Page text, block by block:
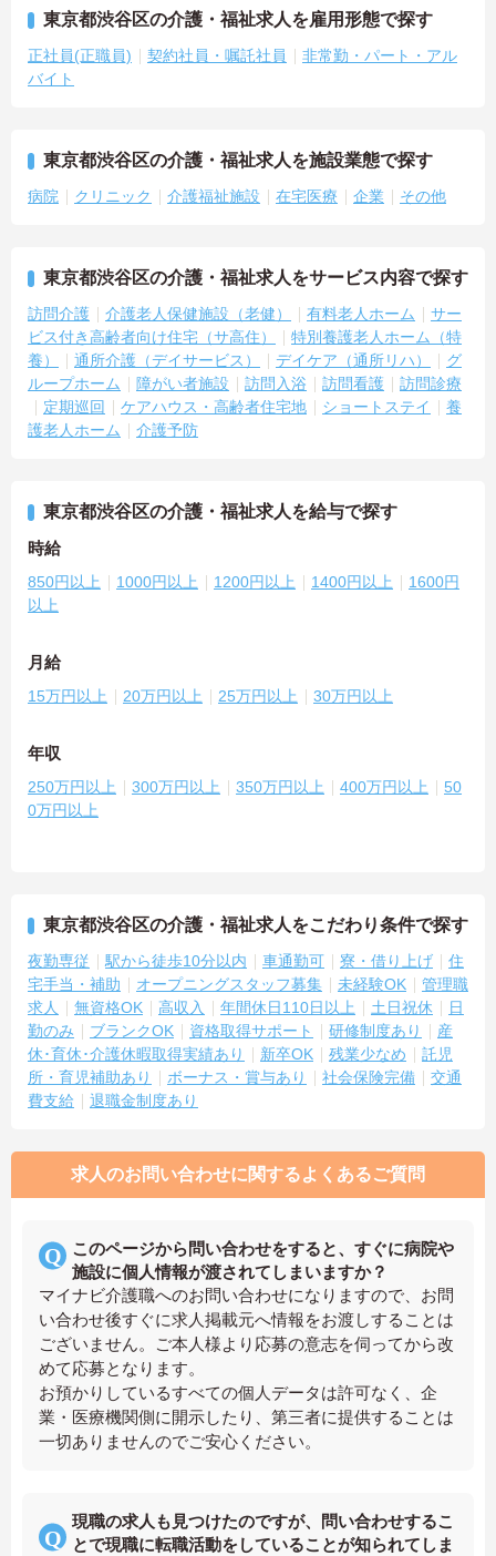
東京都渋谷区の介護・福祉求人を雇用形態で探す
正社員(正職員) 契約社員・嘱託社員
非常勤・パート・アル
バイト
東京都渋谷区の介護・福祉求人を施設業態で探す
病院 クリニック 介護福祉施設 在宅医療 企業 その他
東京都渋谷区の介護・福祉求人をサービス内容で探す
訪問介護 介護老人保健施設（老健） 有料老人ホーム
サー
ビス付き高齢者向け住宅（サ高住）
特別養護老人ホーム（特
養）
通所介護（デイサービス） デイケア（通所リハ）
グ
ループホーム
障がい者施設 訪問入浴 訪問看護
訪問診療
定期巡回
ケアハウス・高齢者住宅地 ショートステイ
養
護老人ホーム
介護予防
東京都渋谷区の介護・福祉求人を給与で探す
時給
850円以上 1000円以上 1200円以上 1400円以上
1600円
以上
月給
15万円以上 20万円以上 25万円以上 30万円以上
年収
250万円以上 300万円以上 350万円以上 400万円以上
50
0万円以上
東京都渋谷区の介護・福祉求人をこだわり条件で探す
夜勤専従 駅から徒歩10分以内 車通勤可 寮・借り上げ
住
宅手当・補助
オープニングスタッフ募集 未経験OK
管理職
求人
無資格OK 高収入 年間休日110日以上 土日祝休
日
勤のみ
ブランクOK 資格取得サポート 研修制度あり
産
休･育休･介護休暇取得実績あり
新卒OK 残業少なめ
託児
所・育児補助あり
ボーナス・賞与あり 社会保険完備
交通
費支給
退職金制度あり
求人のお問い合わせに関するよくあるご質問
このページから問い合わせをすると、すぐに病院や
施設に個人情報が渡されてしまいますか？
マイナビ介護職へのお問い合わせになりますので、お問
い合わせ後すぐに求人掲載元へ情報をお渡しすることは
ございません。ご本人様より応募の意志を伺ってから改
めて応募となります。
お預かりしているすべての個人データは許可なく、企
業・医療機関側に開示したり、第三者に提供することは
一切ありませんのでご安心ください。
現職の求人も見つけたのですが、問い合わせするこ
とで現職に転職活動をしていることが知られてしま